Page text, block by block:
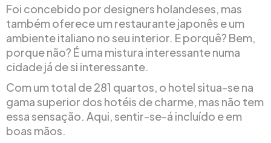
Foi concebido por designers holandeses, mas
também oferece um restaurante japonês e um
ambiente italiano no seu interior. E porquê? Bem,
porque não? É uma mistura interessante numa
cidade já de si interessante.
Com um total de 281 quartos, o hotel situa-se na
gama superior dos hotéis de charme, mas não tem
essa sensação. Aqui, sentir-se-á incluído e em
boas mãos.